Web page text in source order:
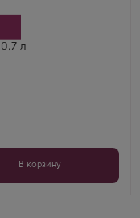
л
ужина. Бутылка
В корзину